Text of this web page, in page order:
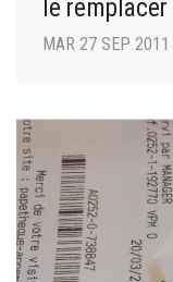
le
MAR 27 SEP 2011